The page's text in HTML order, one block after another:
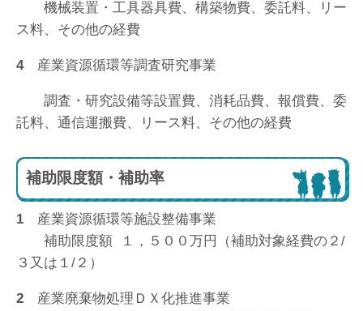
機械装置・工具器具費、構築物費、委託料、リー
ス料、その他の経費
4 産業資源循環等調査研究事業
調査・研究設備等設置費、消耗品費、報償費、委
託料、通信運搬費、リース料、その他の経費
補助限度額・補助率
1 産業資源循環等施設整備事業
補助限度額 １，５００万円（補助対象経費の２/
３又は１/２）
2 産業廃棄物処理ＤＸ化推進事業